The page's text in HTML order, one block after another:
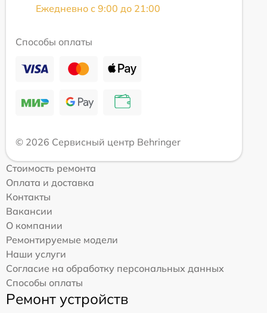
Ежедневно с 9:00 до 21:00
Способы оплаты
© 2026 Сервисный центр Behringer
Стоимость ремонта
Оплата и доставка
Контакты
Вакансии
О компании
Ремонтируемые модели
Наши услуги
Согласие на обработку персональных данных
Способы оплаты
Ремонт устройств